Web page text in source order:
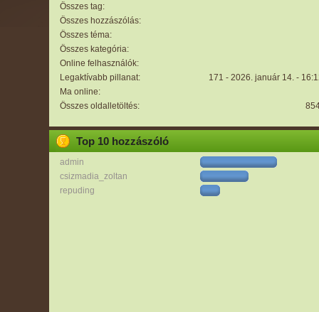
Összes tag:
Összes hozzászólás:
Összes téma:
Összes kategória:
Online felhasználók:
Legaktívabb pillanat:
171 - 2026. január 14. -
Ma online:
Összes oldalletöltés:
Top 10 hozzászóló
admin
csizmadia_zoltan
repuding